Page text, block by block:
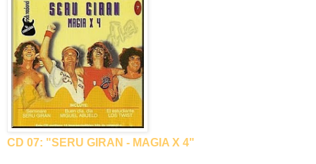
CD 07: "SERU GIRAN - MAGIA X 4"